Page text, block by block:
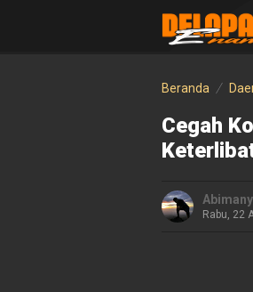
Beranda
Cegah
Rabu, 22